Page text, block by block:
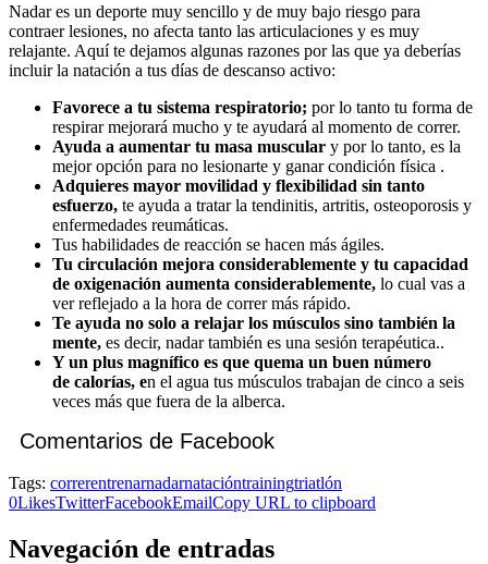
Nadar es un deporte muy sencillo y de muy bajo riesgo para
contraer lesiones, no afecta tanto las articulaciones y es muy
relajante. Aquí te dejamos algunas razones por las que ya deberías
incluir la natación a tus días de descanso activo:
Favorece a tu sistema respiratorio; por lo tanto tu forma de
respirar mejorará mucho y te ayudará al momento de correr.
Ayuda a aumentar tu masa muscular y por lo tanto, es la
mejor opción para no lesionarte y ganar condición física .
Adquieres mayor movilidad y flexibilidad sin tanto
esfuerzo, te ayuda a tratar la tendinitis, artritis, osteoporosis y
enfermedades reumáticas.
Tus habilidades de reacción se hacen más ágiles.
Tu circulación mejora considerablemente y tu capacidad
de oxigenación aumenta considerablemente, lo cual vas a
ver reflejado a la hora de correr más rápido.
Te ayuda no solo a relajar los músculos sino también la
mente, es decir, nadar también es una sesión terapéutica..
Y un plus magnífico es que quema un buen número
de calorías, en el agua tus músculos trabajan de cinco a seis
veces más que fuera de la alberca.
Comentarios de Facebook
Tags: correrentrenarnadarnatacióntrainingtriatlón
0LikesTwitterFacebookEmailCopy URL to clipboard
Navegación de entradas